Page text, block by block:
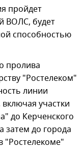
пройдет
ВОЛС, будет
способностью
пролива
"Ростелеком"
линии
участки
до Керченского
затем до города
"Ростелекоме"